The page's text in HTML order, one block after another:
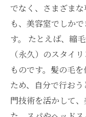
でなく、さまざま
も、美容室でしか
す。 たとえば、縮
（永久）のスタイ
ものです。髪の毛
ため、自分で行お
門技術を活かして